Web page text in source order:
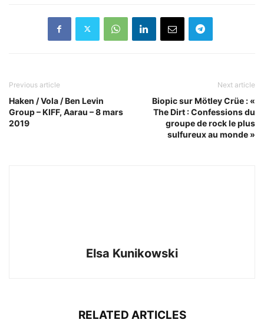
Previous article
Haken / Vola / Ben Levin
Group – KIFF, Aarau – 8 mars
2019
Next article
Biopic sur Mötley Crüe : «
The Dirt : Confessions du
groupe de rock le plus
sulfureux au monde »
Elsa Kunikowski
RELATED ARTICLES